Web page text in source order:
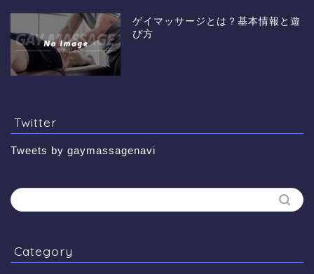
ゲイマッサージとは？基本情報と遊
び方
Twitter
Tweets by gaymassagenavi
Category